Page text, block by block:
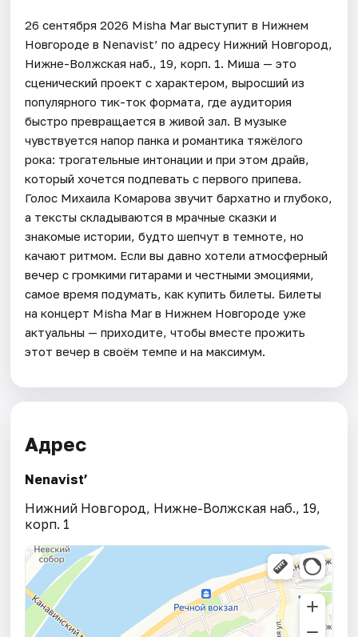
26 сентября 2026 Misha Mar выступит в Нижнем
Новгороде в Nenavist’ по адресу Нижний Новгород,
Нижне-Волжская наб., 19, корп. 1. Миша — это
сценический проект с характером, выросший из
популярного тик-ток формата, где аудитория
быстро превращается в живой зал. В музыке
чувствуется напор панка и романтика тяжёлого
рока: трогательные интонации и при этом драйв,
который хочется подпевать с первого припева.
Голос Михаила Комарова звучит бархатно и глубоко,
а тексты складываются в мрачные сказки и
знакомые истории, будто шепчут в темноте, но
качают ритмом. Если вы давно хотели атмосферный
вечер с громкими гитарами и честными эмоциями,
самое время подумать, как купить билеты. Билеты
на концерт Misha Mar в Нижнем Новгороде уже
актуальны — приходите, чтобы вместе прожить
этот вечер в своём темпе и на максимум.
Адрес
Nenavist’
Нижний Новгород, Нижне-Волжская наб., 19,
корп. 1